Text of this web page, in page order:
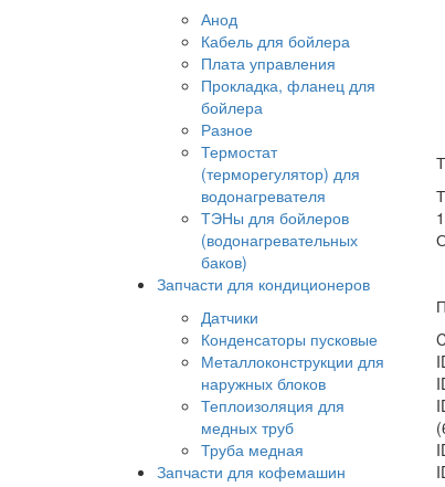
Анод
Кабель для бойлера
Плата управления
Прокладка, фланец для
бойлера
Разное
Термостат
(терморегулятор) для
водонагревателя
ТЭНы для бойлеров
(водонагревательных
баков)
Запчасти для кондиционеров
Датчики
Конденсаторы пусковые
Металлоконструкции для
наружных блоков
Теплоизоляция для
медных труб
Труба медная
Запчасти для кофемашин